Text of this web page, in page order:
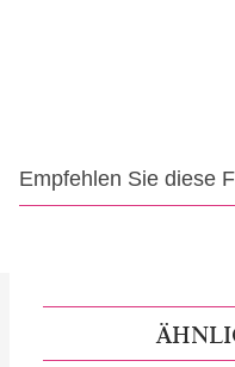
Empfehlen Sie diese